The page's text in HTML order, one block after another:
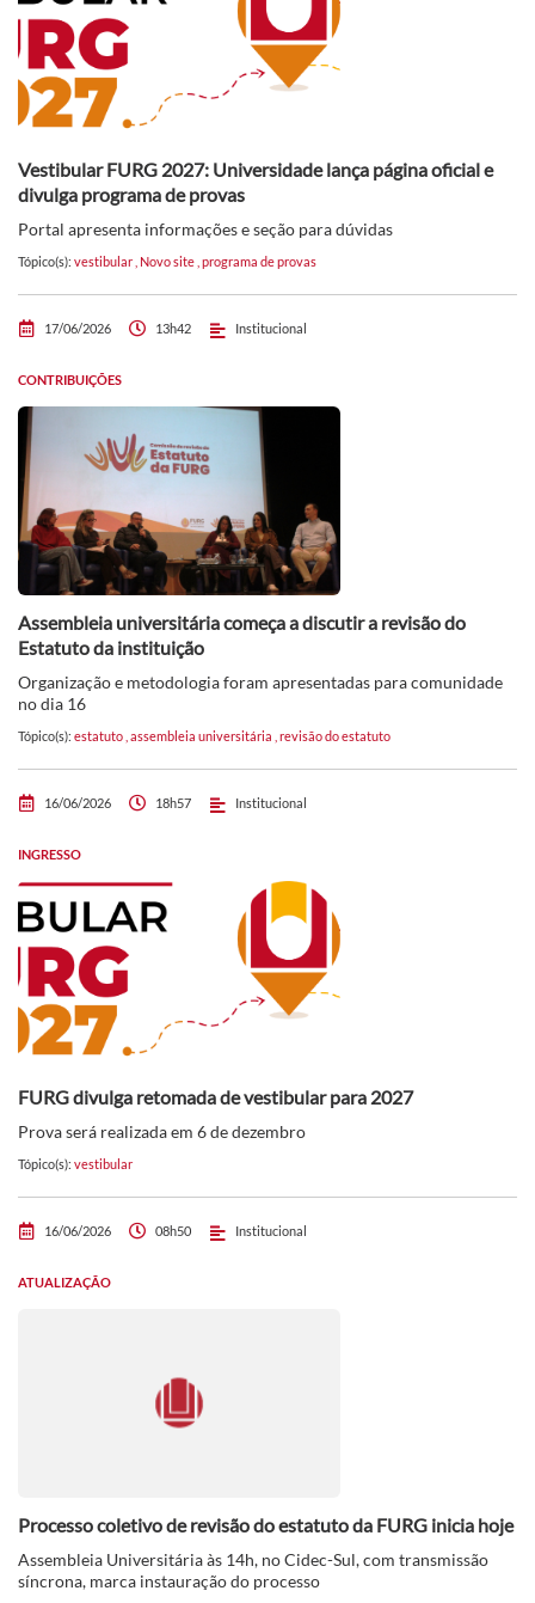
Vestibular FURG 2027: Universidade lança página oficial e
divulga programa de provas
Portal apresenta informações e seção para dúvidas
Tópico(s): vestibular Novo site programa de provas
17/06/2026 13h42 Institucional
CONTRIBUIÇÕES
Assembleia universitária começa a discutir a revisão do
Estatuto da instituição
Organização e metodologia foram apresentadas para comunidade
no dia 16
Tópico(s): estatuto assembleia universitária revisão do estatuto
16/06/2026 18h57 Institucional
INGRESSO
FURG divulga retomada de vestibular para 2027
Prova será realizada em 6 de dezembro
Tópico(s): vestibular
16/06/2026 08h50 Institucional
ATUALIZAÇÃO
Processo coletivo de revisão do estatuto da FURG inicia hoje
Assembleia Universitária às 14h, no Cidec-Sul, com transmissão
síncrona, marca instauração do processo